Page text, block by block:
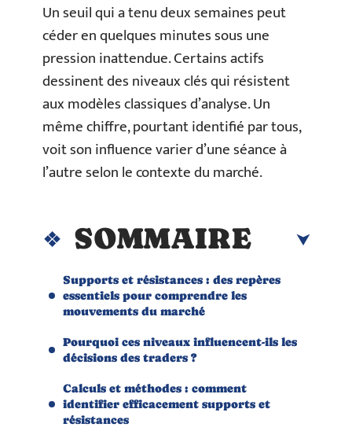
Un seuil qui a tenu deux semaines peut
céder en quelques minutes sous une
pression inattendue. Certains actifs
dessinent des niveaux clés qui résistent
aux modèles classiques d’analyse. Un
même chiffre, pourtant identifié par tous,
voit son influence varier d’une séance à
l’autre selon le contexte du marché.
SOMMAIRE
Supports et résistances : des repères
essentiels pour comprendre les
mouvements du marché
Pourquoi ces niveaux influencent-ils les
décisions des traders ?
Calculs et méthodes : comment
identifier efficacement supports et
résistances